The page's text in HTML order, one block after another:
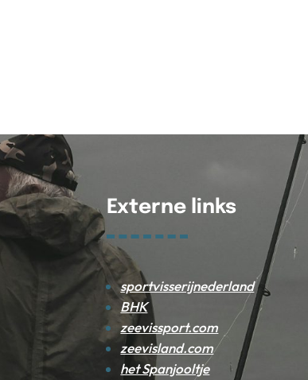
Externe links
sportvisserijnederland
BHK
zeevissport.com
zeevisland.com
het Spanjooltje